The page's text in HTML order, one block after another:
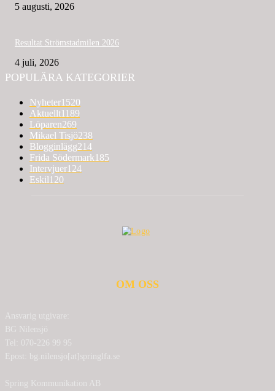
5 augusti, 2026
Resultat Strömstadmilen 2026
4 juli, 2026
POPULÄRA KATEGORIER
Nyheter1520
Aktuellt1189
Löparen269
Mikael Tisjö238
Blogginlägg214
Frida Södermark185
Intervjuer124
Eskil120
OM OSS
Ansvarig utgivare:
BG Nilensjö
Tel: 070-226 99 95
Epost: bg.nilensjo[at]springlfa.se
Spring Kommunikation AB